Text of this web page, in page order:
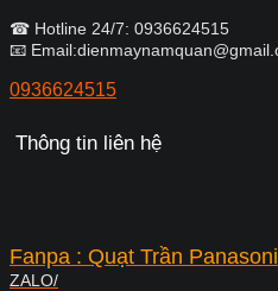
☎ Hotline 24/7: 0936624515
📧
0936624515
Thông tin liên hệ
Fanpa : Quạt Trần
ZALO/